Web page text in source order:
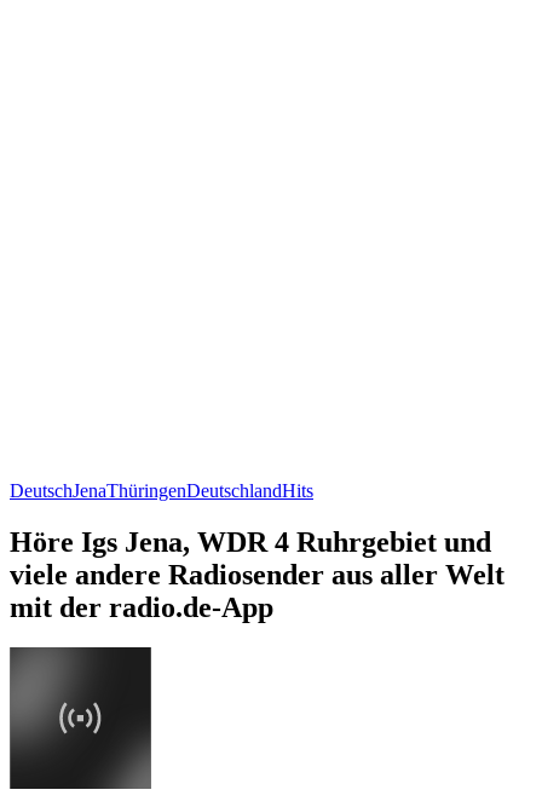
DeutschJenaThüringenDeutschlandHits
Höre Igs Jena, WDR 4 Ruhrgebiet und
viele andere Radiosender aus aller Welt
mit der radio.de-App